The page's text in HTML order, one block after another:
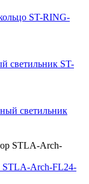
ST-RING-
светильник ST-
светильник
STLA-Arch-FL24-